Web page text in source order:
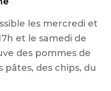
les mercredi et
et le samedi de
des pommes de
pâtes, des chips, du